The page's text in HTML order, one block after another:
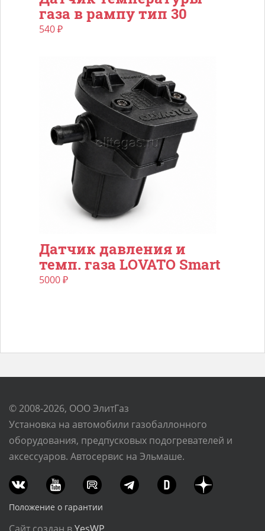
газа в рампу тип 30
540₽
Датчик давления и
темп. газа LOVATO Smart
5000₽
© 2008-2026, ООО ЭлитГаз
Установка на автомобили газобаллонного
оборудования, предпусковых подогревателей и
аксессуаров. Автосервис на Эльмаше.
Положение о гарантии